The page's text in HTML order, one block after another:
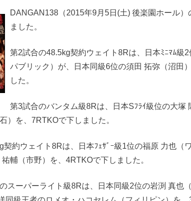
DANGAN138（2015年9月5日(土) 後楽園ホール）
ました。
第2試合の48.5kg契約ウェイト8Rは、日本ﾐﾆﾏﾑ級
パブリック）が、日本同級6位の須田 拓弥（沼田
した。
第3試合のバンタム級8Rは、日本Sﾌﾗｲ級位の大塚
）を、7RTKOで下しました。
契約ウェイト8Rは、日本ﾌｪｻﾞｰ級1位の福原 力也（
輔（市野）を、4RTKOで下しました。
スーパーライト級8Rは、日本同級2位の岩渕 真也